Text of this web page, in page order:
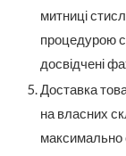
митниці
процедурою
досвідчені
Доставка
на власних
максимально